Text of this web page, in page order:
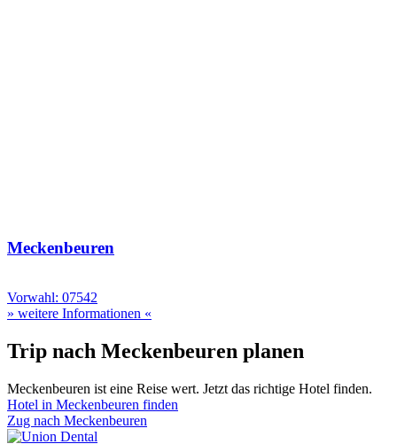
Meckenbeuren
Vorwahl: 07542
» weitere Informationen «
Trip nach Meckenbeuren planen
Meckenbeuren ist eine Reise wert. Jetzt das richtige Hotel finden.
Hotel in Meckenbeuren finden
Zug nach Meckenbeuren